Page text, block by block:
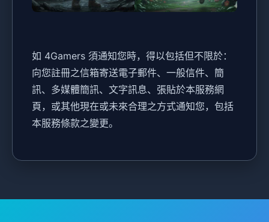
如 4Gamers 須通知您時，得以包括但不限於：
向您註冊之信箱寄送電子郵件、一般信件、簡
訊、多媒體簡訊、文字訊息、張貼於本服務網
頁，或其他現在或未來合理之方式通知您，包括
本服務條款之變更。